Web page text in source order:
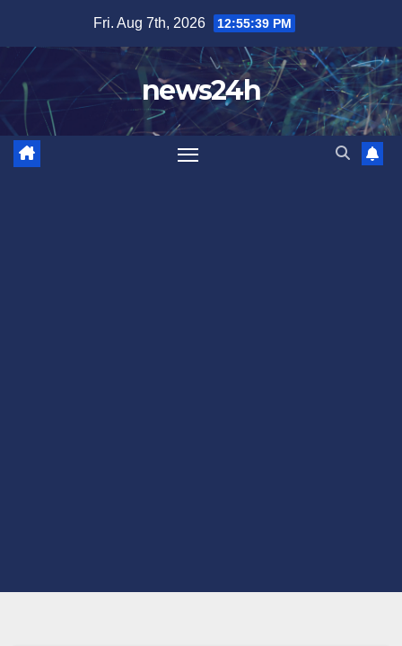
content
Fri. Aug 7th, 2026 12:55:42 PM
news24h